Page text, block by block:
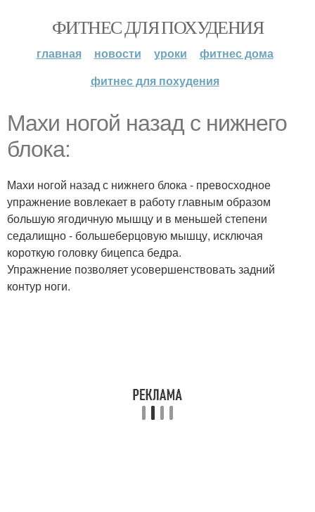
ФИТНЕС ДЛЯ ПОХУДЕНИЯ
главная новости уроки
фитнес дома
фитнес для похудения
Махи ногой назад с нижнего
блока:
Махи ногой назад с нижнего блока - превосходное
упражнение вовлекает в работу главным образом
большую ягодичную мышцу и в меньшей степени
седалищно - большеберцовую мышцу, исключая
короткую головку бицепса бедра.
Упражнение позволяет усовершенствовать задний
контур ноги.